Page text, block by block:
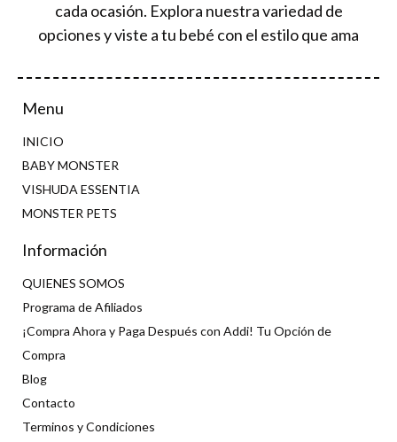
cada ocasión. Explora nuestra variedad de
opciones y viste a tu bebé con el estilo que ama
Menu
INICIO
BABY MONSTER
VISHUDA ESSENTIA
MONSTER PETS
Información
QUIENES SOMOS
Programa de Afiliados
¡Compra Ahora y Paga Después con Addi! Tu Opción de
Compra
Blog
Contacto
Terminos y Condiciones